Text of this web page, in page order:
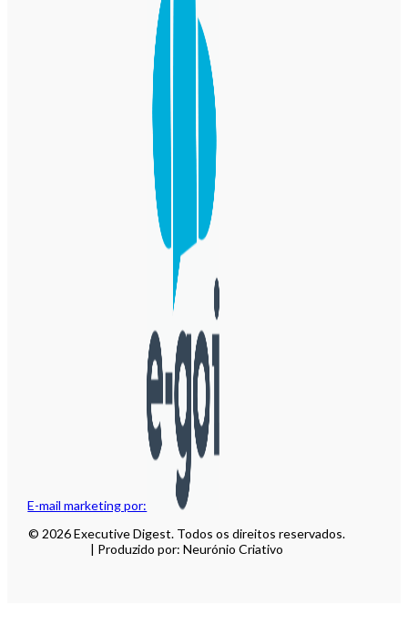
E-mail marketing por:
© 2026 Executive Digest. Todos os direitos reservados.
| Produzido por: Neurónio Criativo